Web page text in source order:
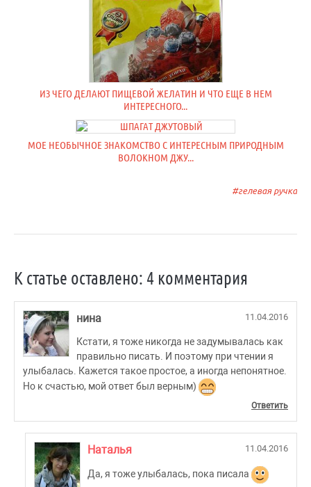
ИЗ ЧЕГО ДЕЛАЮТ ПИЩЕВОЙ ЖЕЛАТИН И ЧТО ЕЩЕ В НЕМ
ИНТЕРЕСНОГО...
МОЕ НЕОБЫЧНОЕ ЗНАКОМСТВО С ИНТЕРЕСНЫМ ПРИРОДНЫМ
ВОЛОКНОМ ДЖУ...
гелевая ручка
К статье оставлено: 4 комментария
нина 11.04.2016
Кстати, я тоже никогда не задумывалась как
правильно писать. И поэтому при чтении я
улыбалась. Кажется такое простое, а иногда непонятное.
Но к счастью, мой ответ был верным)
Ответить
Наталья 11.04.2016
Да, я тоже улыбалась, пока писала